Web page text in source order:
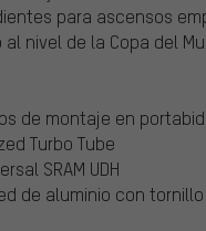
para ascensos
nivel de la Copa del
de montaje en
Turbo Tube
SRAM UDH
de aluminio con